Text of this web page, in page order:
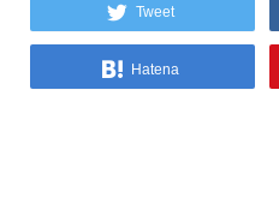
Tweet
Hatena